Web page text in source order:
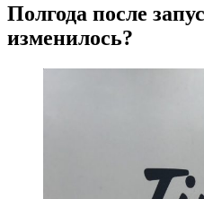
Полгода после
изменилось?